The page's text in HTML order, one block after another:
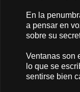
En la
a pensar en
sobre su
Ventanas son
lo que se
sentirse bien